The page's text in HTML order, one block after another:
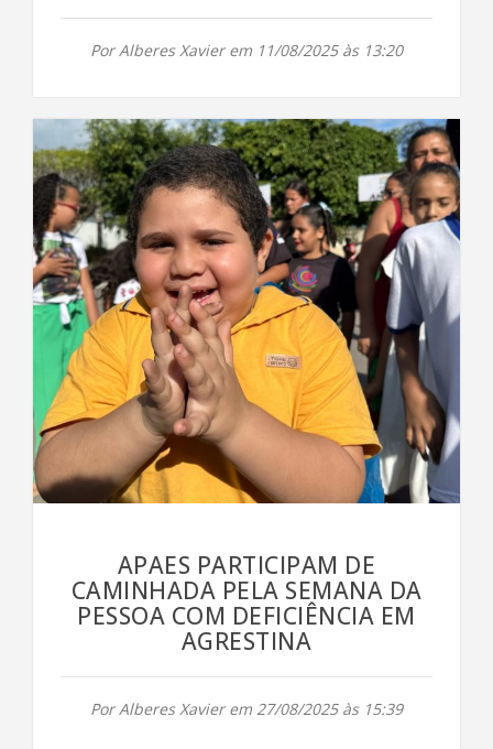
Por Alberes Xavier em 11/08/2025 às 13:20
APAES PARTICIPAM DE
CAMINHADA PELA SEMANA DA
PESSOA COM DEFICIÊNCIA EM
AGRESTINA
Por Alberes Xavier em 27/08/2025 às 15:39